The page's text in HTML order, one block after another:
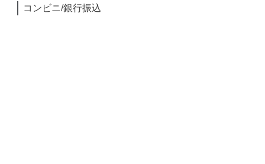
コンビニ/銀行振込